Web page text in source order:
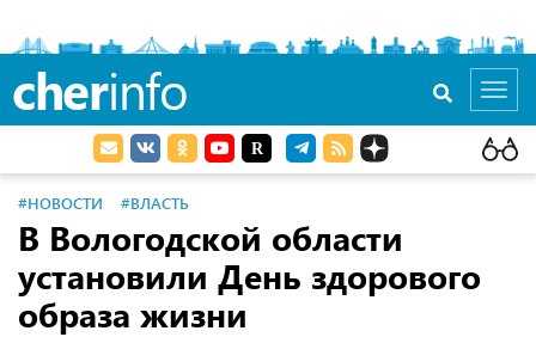
cherinfo
#НОВОСТИ #ВЛАСТЬ
В Вологодской области
установили День здорового
образа жизни